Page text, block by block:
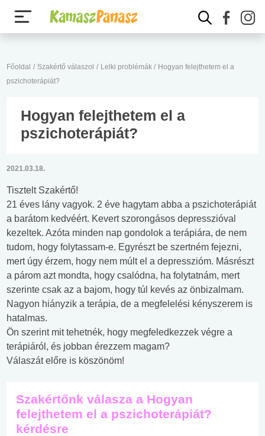
Főoldal / Szakértő válaszol / Lelki problémák / Hogyan felejthetem el a
pszichoterápiát?
Hogyan felejthetem el a
pszichoterápiát?
2021.03.18.
Tisztelt Szakértő!
21 éves lány vagyok. 2 éve hagytam abba a pszichoterápiát
a barátom kedvéért. Kevert szorongásos depresszióval
kezeltek. Azóta minden nap gondolok a terápiára, de nem
tudom, hogy folytassam-e. Egyrészt be szertném fejezni,
mert úgy érzem, hogy nem múlt el a depresszióm. Másrészt
a párom azt mondta, hogy csalódna, ha folytatnám, mert
szerinte csak az a bajom, hogy túl kevés az önbizalmam.
Nagyon hiányzik a terápia, de a megfelelési kényszerem is
hatalmas.
Ön szerint mit tehetnék, hogy megfeledkezzek végre a
terápiáról, és jobban érezzem magam?
Válaszát előre is köszönöm!
Szakértőnk válasza a Hogyan
felejthetem el a pszichoterápiát?
kérdésre